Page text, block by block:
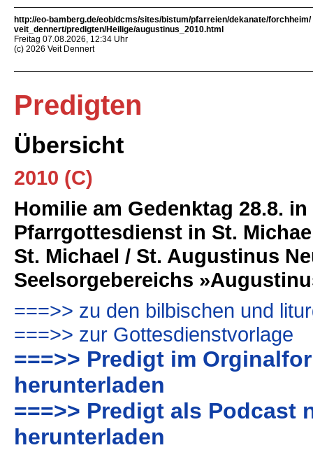
http://eo-bamberg.de/eob/dcms/sites/bistum/pfarreien/dekanate/forchheim/
veit_dennert/predigten/Heilige/augustinus_2010.html
Freitag 07.08.2026, 12:34 Uhr
(c) 2026 Veit Dennert
Predigten
Übersicht
2010 (C)
Homilie am Gedenktag 28.8.
Pfarrgottesdienst in St.
St. Michael / St. Augustinus
Seelsorgebereichs
===>> zu den bilbischen und
===>> zur Gottesdienstvorlage
===>> Predigt im
herunterladen
===>> Predigt als Podcast
herunterladen